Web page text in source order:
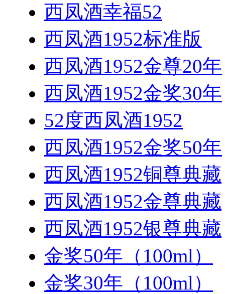
西凤酒幸福52
西凤酒1952标准版
西凤酒1952金尊20年
西凤酒1952金奖30年
52度西凤酒1952
西凤酒1952金奖50年
西凤酒1952铜尊典藏
西凤酒1952金尊典藏
西凤酒1952银尊典藏
金奖50年（100ml）
金奖30年（100ml）